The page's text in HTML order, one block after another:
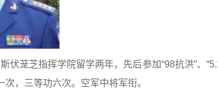
茏芝指挥学院留学两年，先后参加“98抗洪”、
，三等功六次。空军中将军衔。